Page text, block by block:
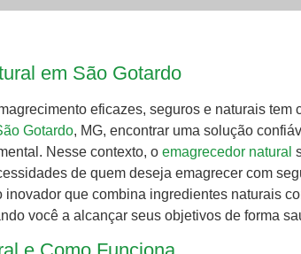
em São Gotardo
eficazes, seguros e naturais tem
Gotardo, MG, encontrar uma solução
Nesse contexto, o emagrecedor natural
de quem deseja emagrecer com
que combina ingredientes naturais
você a alcançar seus objetivos de forma